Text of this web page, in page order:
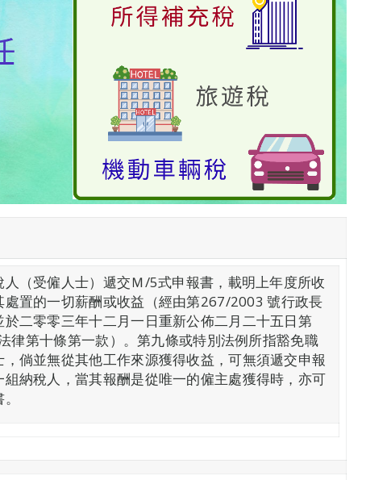
人（受僱人士）遞交Ｍ/5式申報書，載明上年度所收
處置的一切薪酬或收益（經由第267/2003 號行政長
於二零零三年十二月一日重新公佈二月二十五日第
律第十條第一款）。第九條或特別法例所指豁免職
，倘並無從其他工作來源獲得收益，可無須遞交申報
組納稅人，當其報酬是從唯一的僱主處獲得時，亦可